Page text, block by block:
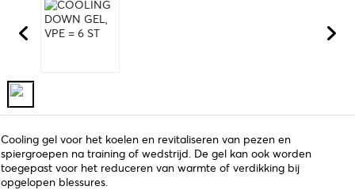
Cooling gel voor het koelen en revitaliseren van pezen en
spiergroepen na training of wedstrijd. De gel kan ook worden
toegepast voor het reduceren van warmte of verdikking bij
opgelopen blessures.